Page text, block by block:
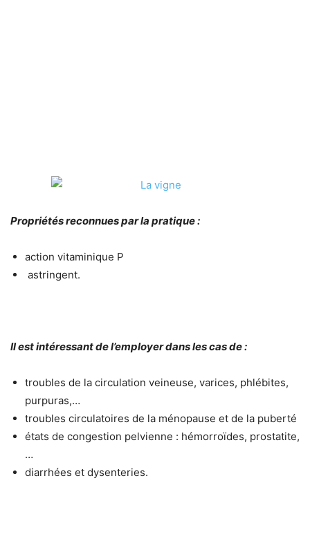
Propriétés reconnues par la pratique :
action vitaminique P
astringent.
Il est intéressant de l’employer dans les cas de :
troubles de la circulation veineuse, varices, phlébites,
purpuras,…
troubles circulatoires de la ménopause et de la puberté
états de congestion pelvienne : hémorroïdes, prostatite,
…
diarrhées et dysenteries.